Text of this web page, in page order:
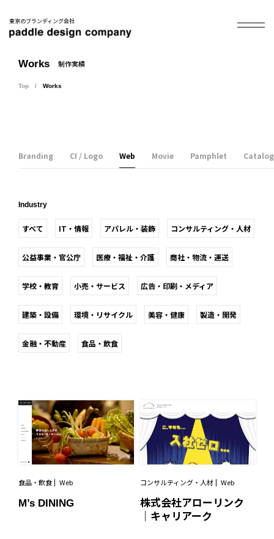
東京のブランディング会社
Works 制作実績
Top Works
Branding CI / Logo Web Movie Pamphlet Catalog
Industry
すべて IT・情報 アパレル・装飾 コンサルティング・人材
公益事業・官公庁 医療・福祉・介護 商社・物流・運送
学校・教育 小売・サービス 広告・印刷・メディア
建築・設備 環境・リサイクル 美容・健康 製造・開発
金融・不動産 食品・飲食
食品・飲食 Web
M’s DINING
コンサルティング・人材 Web
株式会社アローリンク
｜キャリアーク